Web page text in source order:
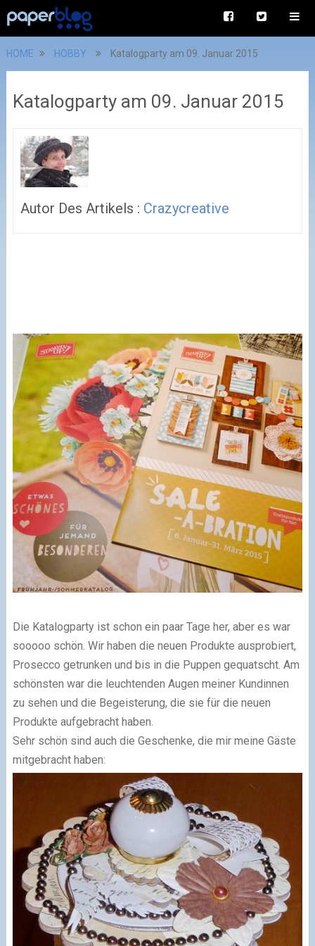
HOME HOBBY Katalogparty am 09. Januar 2015
Katalogparty am 09. Januar 2015
Autor Des Artikels : Crazycreative
Die Katalogparty ist schon ein paar Tage her, aber es war
sooooo schön. Wir haben die neuen Produkte ausprobiert,
Prosecco getrunken und bis in die Puppen gequatscht. Am
schönsten war die leuchtenden Augen meiner Kundinnen
zu sehen und die Begeisterung, die sie für die neuen
Produkte aufgebracht haben.
Sehr schön sind auch die Geschenke, die mir meine Gäste
mitgebracht haben: